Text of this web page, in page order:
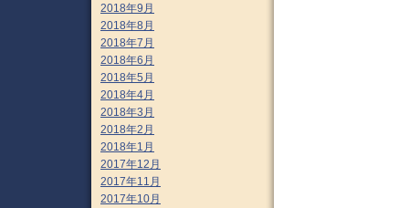
2018年9月
2018年8月
2018年7月
2018年6月
2018年5月
2018年4月
2018年3月
2018年2月
2018年1月
2017年12月
2017年11月
2017年10月